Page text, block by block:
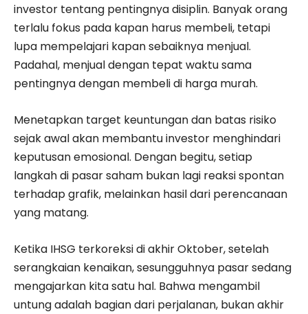
investor tentang pentingnya disiplin. Banyak orang
terlalu fokus pada kapan harus membeli, tetapi
lupa mempelajari kapan sebaiknya menjual.
Padahal, menjual dengan tepat waktu sama
pentingnya dengan membeli di harga murah.
Menetapkan target keuntungan dan batas risiko
sejak awal akan membantu investor menghindari
keputusan emosional. Dengan begitu, setiap
langkah di pasar saham bukan lagi reaksi spontan
terhadap grafik, melainkan hasil dari perencanaan
yang matang.
Ketika IHSG terkoreksi di akhir Oktober, setelah
serangkaian kenaikan, sesungguhnya pasar sedang
mengajarkan kita satu hal. Bahwa mengambil
untung adalah bagian dari perjalanan, bukan akhir